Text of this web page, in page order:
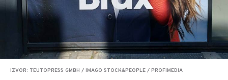
IZVOR: TEUTOPRESS GMBH / IMAGO STOCK&PEOPLE / PROFIMEDIA